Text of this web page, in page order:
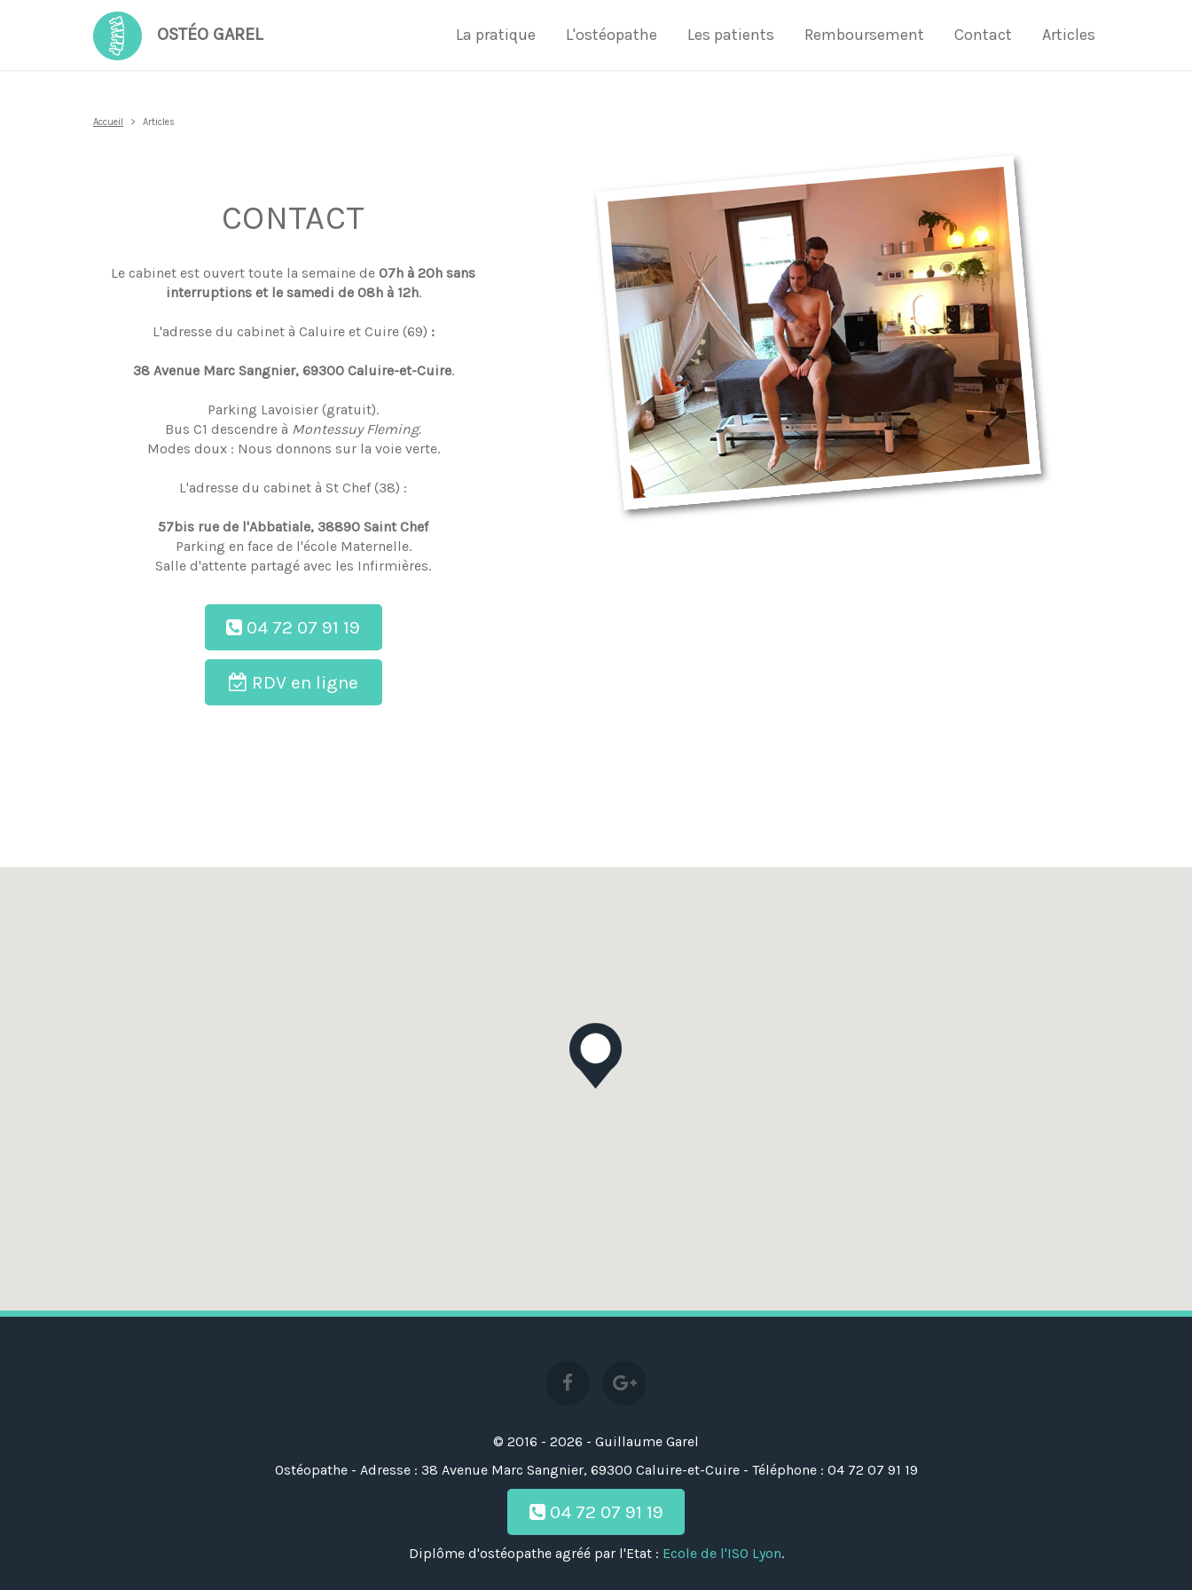
OSTÉO GAREL Accueil
La pratique L'ostéopathe Les patients Remboursement Contact Articles
Accueil Articles
CONTACT
Le cabinet est ouvert toute la semaine de07h à 20h sans
interruptions et le samedi de 08h à 12h.
L'adresse du cabinet à Caluire et Cuire (69) :
38 Avenue Marc Sangnier, 69300 Caluire-et-Cuire.
Parking Lavoisier (gratuit).
Bus C1 descendre à Montessuy Fleming.
Modes doux : Nous donnons sur la voie verte.
L'adresse du cabinet à St Chef (38) :
57bis rue de l'Abbatiale, 38890 Saint Chef
Parking en face de l'école Maternelle.
Salle d'attente partagé avec les Infirmières.
04 72 07 91 19
RDV en ligne
© 2016 - 2026 - Guillaume Garel
Ostéopathe - Adresse : 38 Avenue Marc Sangnier, 69300 Caluire-et-Cuire - Téléphone : 04 72 07 91 19
04 72 07 91 19
Diplôme d'ostéopathe agréé par l'Etat : Ecole de l'ISO Lyon.